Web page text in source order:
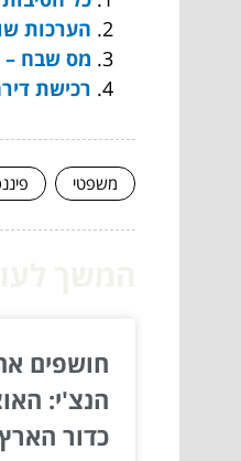
הערכות
מס שבח –
רכישת
משפטי
חושפים
הנצ'י:
כדור